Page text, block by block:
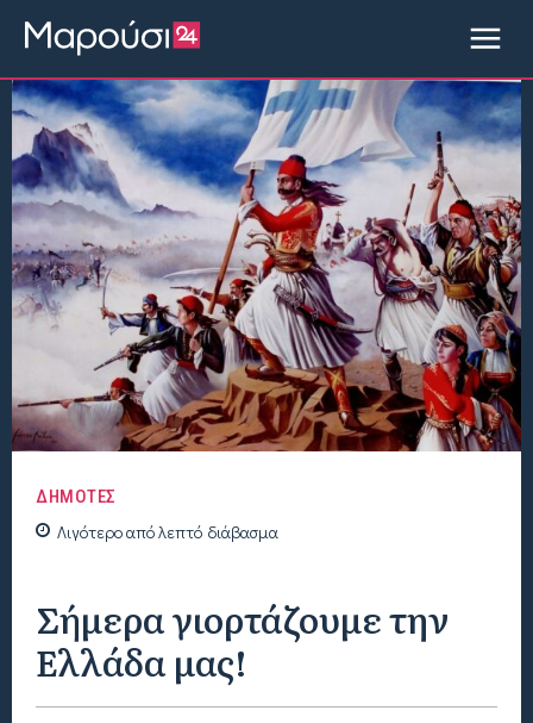
ΔΗΜΟΤΕΣ
Λιγότερο απόλεπτό διάβασμα
Σήμερα γιορτάζουμε την
Ελλάδα μας!